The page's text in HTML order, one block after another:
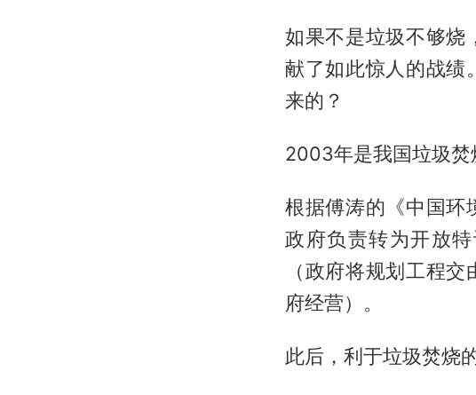
如果不是垃圾不够烧
献了如此惊人的战绩
来的？
2003年是我国垃圾焚
根据傅涛的《中国环
政府负责转为开放
（政府将规划工程
府经营）。
此后，利于垃圾焚烧